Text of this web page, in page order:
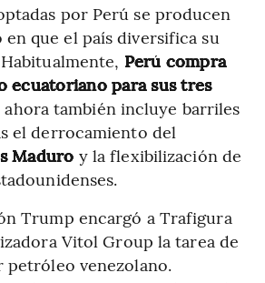
por Perú se producen
que el país diversifica su
Perú compra
ecuatoriano para sus tres
también incluye barriles
el derrocamiento del
Maduro y la flexibilización de
Trump encargó a Trafigura
Vitol Group la tarea de
petróleo venezolano.